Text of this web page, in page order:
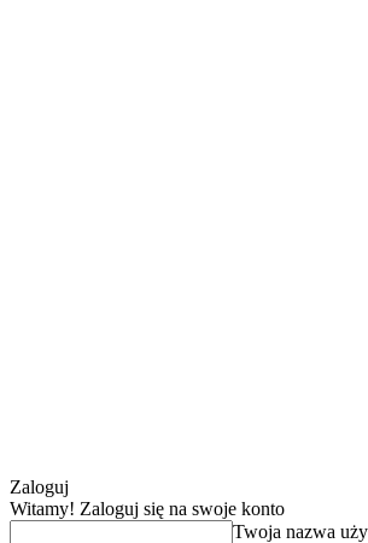
Zaloguj
Witamy! Zaloguj się na swoje konto
Twoja nazwa